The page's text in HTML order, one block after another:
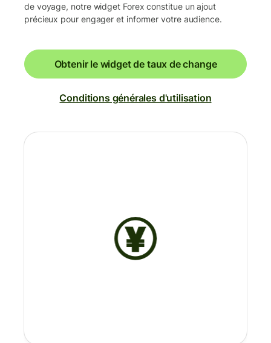
de voyage, notre widget Forex constitue un ajout
précieux pour engager et informer votre audience.
Obtenir le widget de taux de change
Conditions générales d'utilisation